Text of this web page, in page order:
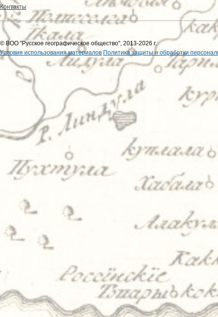
Контакты
© ВОО "Русское географическое общество", 2013-2026 г.
Условия использования материалов Политика защиты и обработки